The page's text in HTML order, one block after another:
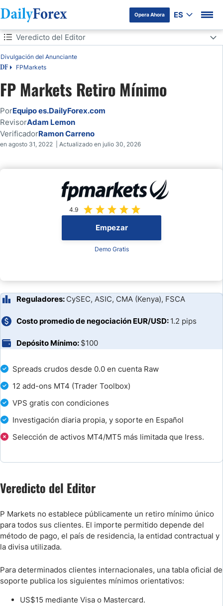
Opera Ahora ES
Tabla de contenidos
DF FPMarkets
Divulgación del Anunciante
Veredicto del Editor
Mínimos de Retiro Publicados por Método
Retiro mínimo de FP Markets en España
Retiros en Monedas Latinoamericanas
¿Se puede Retirar a una Cuenta de otra Persona?
Cómo Retirar Dinero de FP Markets en 10 Pasos
Aspectos que se Deben Considerar
También Te Puede Interesar:
Broker Comparison
FP Markets Retiro Mínimo
PorEquipo es.DailyForex.com
RevisorAdam Lemon
VerificadorRamon Carreno
en agosto 31, 2022 | Actualizado en julio 30, 2026
4.9
Empezar
Demo Gratis
Spreads crudos desde 0.0 en cuenta Raw
12 add-ons MT4 (Trader Toolbox)
VPS gratis con condiciones
Investigación diaria propia, y soporte en Español
Selección de activos MT4/MT5 más limitada que Iress.
Reguladores: CySEC, ASIC, CMA (Kenya), FSCA
Costo promedio de negociación EUR/USD: 1.2 pips
Depósito Mínimo: $100
Veredicto del Editor
P Markets no establece públicamente un retiro mínimo único
para todos sus clientes. El importe permitido depende del
método de pago, el país de residencia, la entidad contractual y
la divisa utilizada.
Para determinados clientes internacionales, una tabla oficial de
soporte publica los siguientes mínimos orientativos:
US$15 mediante Visa o Mastercard.